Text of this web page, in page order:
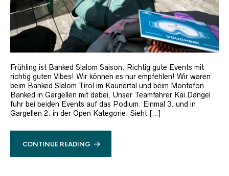
Frühling ist Banked Slalom Saison. Richtig gute Events mit
richtig guten Vibes! Wir können es nur empfehlen! Wir waren
beim Banked Slalom Tirol im Kaunertal und beim Montafon
Banked in Gargellen mit dabei. Unser Teamfahrer Kai Dangel
fuhr bei beiden Events auf das Podium. Einmal 3. und in
Gargellen 2. in der Open Kategorie. Sieht […]
CONTINUE READING